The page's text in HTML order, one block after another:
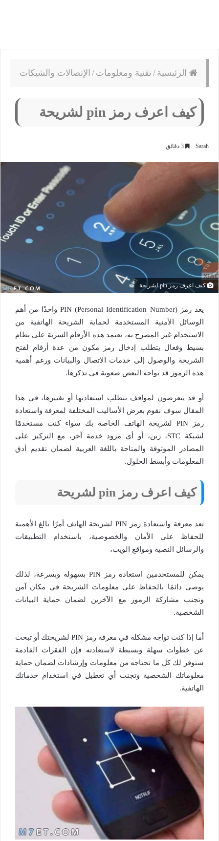
الرئيسية /تقنية ومعلومات / الإتصالات والشبكات
كيف اعرف رمز pin لشريحة
Sarah
كيف اعرف رمز pin لشريحة
يعد رمز PIN (Personal Identification Number) واحدًا من أهم
الوسائل الأمنية المستخدمة لحماية الشريحة الهاتفية من
الاستخدام غير المصرح به، تعتمد هذه الأرقام السرية على نظام
بسيط وفعال يتطلب إدخال رمز مكون من عدة أرقام لفتح
الشريحة والوصول إلى خدمات الاتصال والبيانات ورغم أهمية
هذه الرموز قد يواجه البعض صعوبة في تذكرها.
أو قد يتعرضون لمواقف تتطلب استعادتها أو تغييرها، في هذا
المقال سوف نقوم بعرض الأساليب المختلفة لمعرفة واستعادة
رمز PIN لشريحة الهاتف الخاصة بك سواء كنت مستخدمًا
لشبكة STC، زين، أو أي مزود خدمة آخر، مع التركيز على
المصادر الموثوقة والمتاحة باللغة العربية لضمان تقديم أدق
المعلومات وأبسط الحلول.
كيف اعرف رمز pin لشريحة
تعد معرفة واستعادة رمز PIN لشريحة الهاتف أمرًا بالغ الأهمية
للحفاظ على الأمان والخصوصية، باستخدام التطبيقات
والرسائل النصية ومواقع الويب،
يمكن للمستخدمين استعادة رمز PIN بسهولة وبسرعة، لذلك
يوصى دائمًا بالحفاظ على معلومات الشريحة في مكان آمن
وتجنب مشاركة الرموز مع الآخرين لضمان حماية البيانات
الشخصية.
أما إذا كنت تواجه مشكلة في معرفة رمز PIN لشريحتك أو تبحث
عن خطوات سهلة وبسيطة لاستعادته فإن الفقرات القادمة
ستوفر لك كل ما تحتاجه من معلومات وإرشادات لضمان حماية
معلوماتك الشخصية وتجنب أي تعطيل في استخدام خدماتك
الهاتفية.